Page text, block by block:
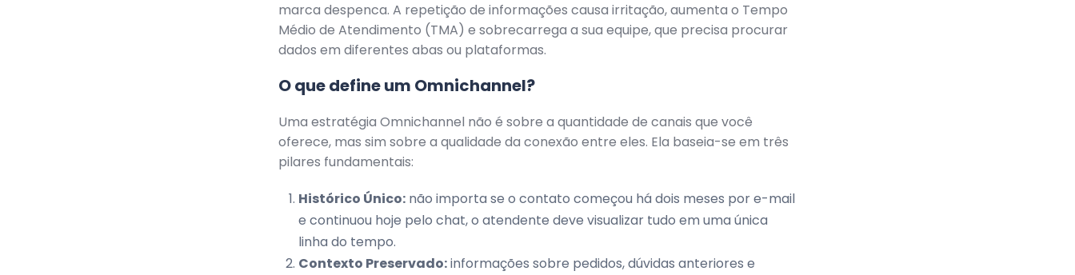
marca despenca. A repetição de informações causa irritação, aumenta o Tempo
Médio de Atendimento (TMA) e sobrecarrega a sua equipe, que precisa procurar
dados em diferentes abas ou plataformas.
O que define um Omnichannel?
Uma estratégia Omnichannel não é sobre a quantidade de canais que você
oferece, mas sim sobre a qualidade da conexão entre eles. Ela baseia-se em três
pilares fundamentais:
Histórico Único: não importa se o contato começou há dois meses por e-mail
e continuou hoje pelo chat, o atendente deve visualizar tudo em uma única
linha do tempo.
Contexto Preservado:informações sobre pedidos, dúvidas anteriores e